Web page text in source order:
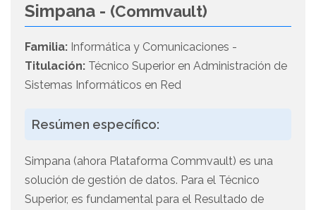
Simpana - (Commvault)
Familia: Informática y Comunicaciones -
Titulación: Técnico Superior en Administración de
Sistemas Informáticos en Red
Resúmen específico:
Simpana (ahora Plataforma Commvault) es una
solución de gestión de datos. Para el Técnico
Superior, es fundamental para el Resultado de